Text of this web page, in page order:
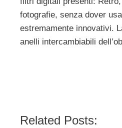
fotografie, senza dover
estremamente innovativi.
anelli intercambiabili
Related Posts: